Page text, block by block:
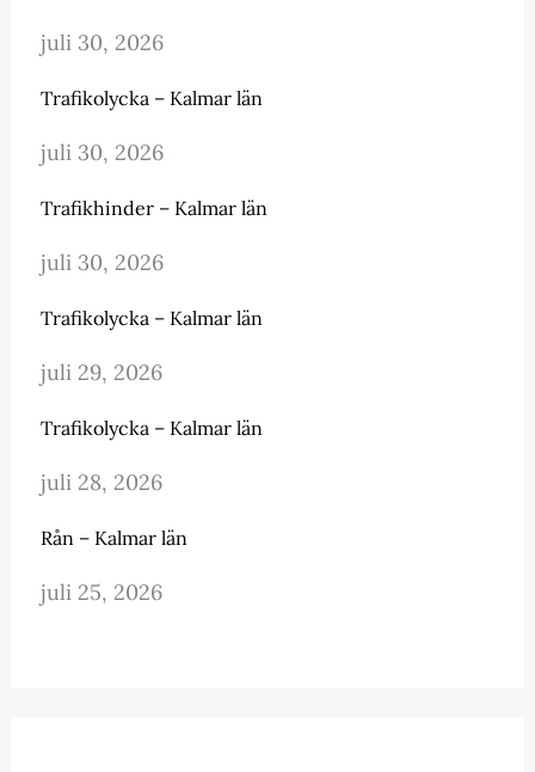
juli 30, 2026
Trafikolycka – Kalmar län
juli 30, 2026
Trafikhinder – Kalmar län
juli 30, 2026
Trafikolycka – Kalmar län
juli 29, 2026
Trafikolycka – Kalmar län
juli 28, 2026
Rån – Kalmar län
juli 25, 2026